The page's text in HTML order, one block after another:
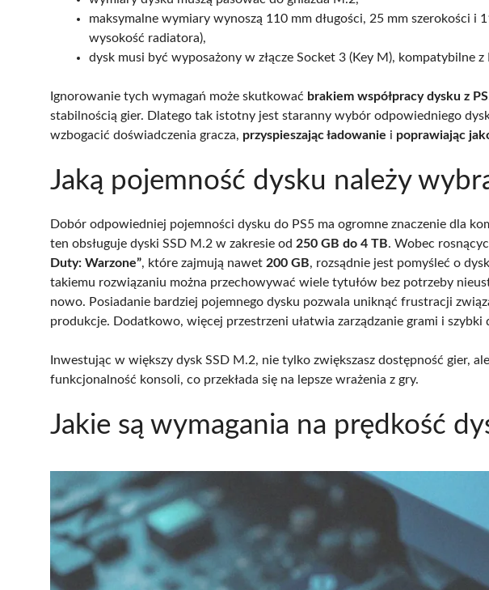
maksymalne wymiary wynoszą 110 mm długości, 25 mm szerokości i
wysokość radiatora),
dysk musi być wyposażony w złącze Socket 3 (Key M), kompatybilne z
Ignorowanie tych wymagań może skutkować brakiem współpracy dysku z
stabilnością gier. Dlatego tak istotny jest staranny wybór odpowiedniego
wzbogacić doświadczenia gracza, przyspieszając ładowanie i poprawiając
Jaką pojemność dysku należy
Dobór odpowiedniej pojemności dysku do PS5 ma ogromne znaczenie dla
ten obsługuje dyski SSD M.2 w zakresie od 250 GB do 4 TB. Wobec
Duty: Warzone”, które zajmują nawet 200 GB, rozsądnie jest pomyśleć o
takiemu rozwiązaniu można przechowywać wiele tytułów bez potrzeby
nowo. Posiadanie bardziej pojemnego dysku pozwala uniknąć frustracji
produkcje. Dodatkowo, więcej przestrzeni ułatwia zarządzanie grami i
Inwestując w większy dysk SSD M.2, nie tylko zwiększasz dostępność gier,
funkcjonalność konsoli, co przekłada się na lepsze wrażenia z gry.
Jakie są wymagania na prędkość